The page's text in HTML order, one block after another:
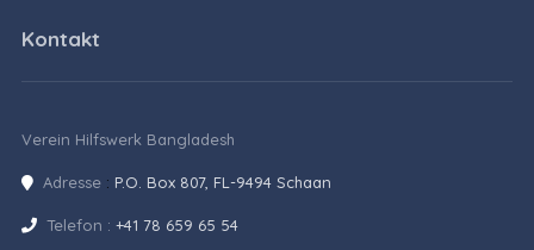
Kontakt
Verein Hilfswerk Bangladesh
Adresse: P.O. Box 807, FL-9494 Schaan
Telefon : +41 78 659 65 54